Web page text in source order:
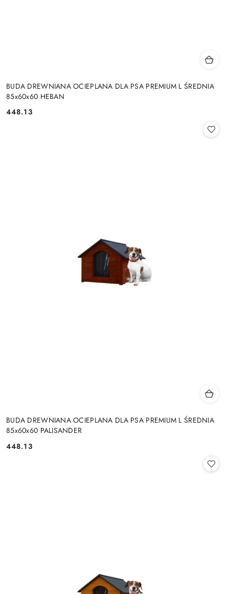
BUDA DREWNIANA OCIEPLANA DLA PSA PREMIUM L ŚREDNIA
85x60x60 HEBAN
Cena:
448.13
BUDA DREWNIANA OCIEPLANA DLA PSA PREMIUM L ŚREDNIA
85x60x60 PALISANDER
Cena:
448.13